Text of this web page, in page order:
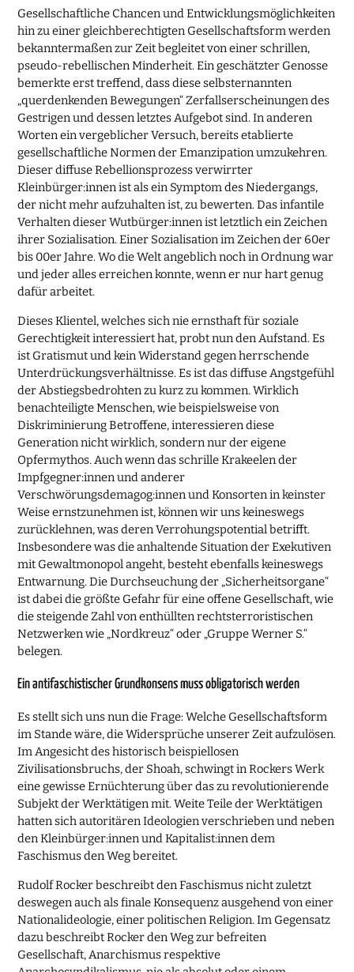
Gesellschaftliche Chancen und Entwicklungsmöglichkeiten
hin zu einer gleichberechtigten Gesellschaftsform werden
bekanntermaßen zur Zeit begleitet von einer schrillen,
pseudo-rebellischen Minderheit. Ein geschätzter Genosse
bemerkte erst treffend, dass diese selbsternannten
„querdenkenden Bewegungen“ Zerfallserscheinungen des
Gestrigen und dessen letztes Aufgebot sind. In anderen
Worten ein vergeblicher Versuch, bereits etablierte
gesellschaftliche Normen der Emanzipation umzukehren.
Dieser diffuse Rebellionsprozess verwirrter
Kleinbürger:innen ist als ein Symptom des Niedergangs,
der nicht mehr aufzuhalten ist, zu bewerten. Das infantile
Verhalten dieser Wutbürger:innen ist letztlich ein Zeichen
ihrer Sozialisation. Einer Sozialisation im Zeichen der 60er
bis 00er Jahre. Wo die Welt angeblich noch in Ordnung war
und jeder alles erreichen konnte, wenn er nur hart genug
dafür arbeitet.
Dieses Klientel, welches sich nie ernsthaft für soziale
Gerechtigkeit interessiert hat, probt nun den Aufstand. Es
ist Gratismut und kein Widerstand gegen herrschende
Unterdrückungsverhältnisse. Es ist das diffuse Angstgefühl
der Abstiegsbedrohten zu kurz zu kommen. Wirklich
benachteiligte Menschen, wie beispielsweise von
Diskriminierung Betroffene, interessieren diese
Generation nicht wirklich, sondern nur der eigene
Opfermythos. Auch wenn das schrille Krakeelen der
Impfgegner:innen und anderer
Verschwörungsdemagog:innen und Konsorten in keinster
Weise ernstzunehmen ist, können wir uns keineswegs
zurücklehnen, was deren Verrohungspotential betrifft.
Insbesondere was die anhaltende Situation der Exekutiven
mit Gewaltmonopol angeht, besteht ebenfalls keineswegs
Entwarnung. Die Durchseuchung der „Sicherheitsorgane“
ist dabei die größte Gefahr für eine offene Gesellschaft, wie
die steigende Zahl von enthüllten rechtsterroristischen
Netzwerken wie „Nordkreuz“ oder „Gruppe Werner S.“
belegen.
Ein antifaschistischer Grundkonsens muss obligatorisch werden
Es stellt sich uns nun die Frage: Welche Gesellschaftsform
im Stande wäre, die Widersprüche unserer Zeit aufzulösen.
Im Angesicht des historisch beispiellosen
Zivilisationsbruchs, der Shoah, schwingt in Rockers Werk
eine gewisse Ernüchterung über das zu revolutionierende
Subjekt der Werktätigen mit. Weite Teile der Werktätigen
hatten sich autoritären Ideologien verschrieben und neben
den Kleinbürger:innen und Kapitalist:innen dem
Faschismus den Weg bereitet.
Rudolf Rocker beschreibt den Faschismus nicht zuletzt
deswegen auch als finale Konsequenz ausgehend von einer
Nationalideologie, einer politischen Religion. Im Gegensatz
dazu beschreibt Rocker den Weg zur befreiten
Gesellschaft, Anarchismus respektive